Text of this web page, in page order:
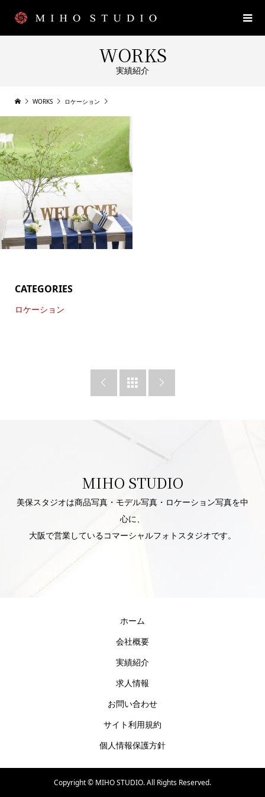
WORKS
実績紹介
WORKS ロケーション
CATEGORIES
ロケーション
  
MIHO STUDIO
美保スタジオは商品写真・モデル写真・ロケーション写真を中
心に、
大阪で営業しているコマーシャルフォトスタジオです。
ホーム
会社概要
実績紹介
求人情報
お問い合わせ
サイト利用規約
個人情報保護方針
Copyright © MIHO STUDIO. All Rights Reserved.